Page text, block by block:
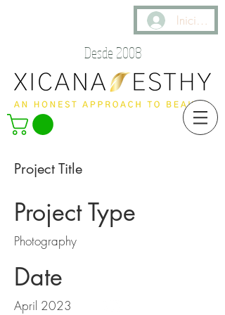
Iniciar
Desde 2008
Project Title
Project Type
Photography
Date
April 2023